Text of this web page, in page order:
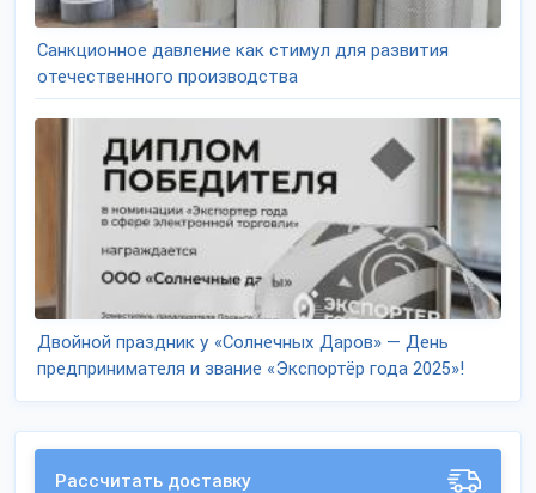
Санкционное давление как стимул для развития
отечественного производства
Двойной праздник у «Солнечных Даров» — День
предпринимателя и звание «Экспортёр года 2025»!
Рассчитать доставку